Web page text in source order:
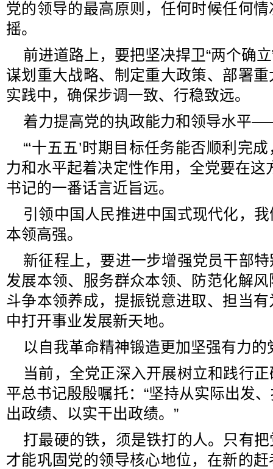
党的领导的最高原则，任何时候任何
摇。
前进道路上，要把坚决捍卫“两个确
谋划重大战略、制定重大政策、部署
实践中，确保步调一致、行稳致远。
着力提高党的执政能力和领导水平
“‘十五五’时期目标任务能否顺利完
力和水平起着决定性作用，全党要在这
书记的一番话言近旨远。
引领中国人民推进中国式现代化，
本领高强。
新征程上，要进一步增强党员干部
发展本领、服务群众本领、防范化解
斗争本领养成，提振锐意进取、担当
中打开事业发展新天地。
以自我革命精神锻造更加坚强有力
当前，全党正深入开展树立和践行
平总书记殷殷嘱托：“坚持从实际出发
出政绩、以实干出政绩。”
打最硬的铁，须是铁打的人。只有
才能巩固党的领导核心地位，在新的